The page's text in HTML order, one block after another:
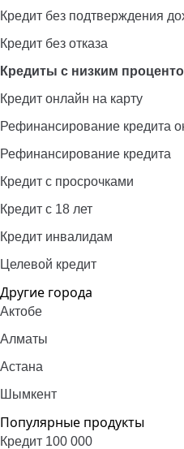
Кредит без подтверждения
Кредит без отказа
Кредиты с низким
Кредит онлайн на карту
Рефинансирование кредита
Рефинансирование кредита
Кредит с просрочками
Кредит с 18 лет
Кредит инвалидам
Целевой кредит
Другие города
Актобе
Алматы
Астана
Шымкент
Популярные продукты
Кредит 100 000